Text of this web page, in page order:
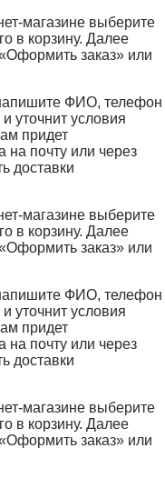
магазине выберите
в корзину. Далее
заказ» или
ФИО, телефон
уточнит условия
придет
почту или через
доставки
магазине выберите
в корзину. Далее
заказ» или
ФИО, телефон
уточнит условия
придет
почту или через
доставки
магазине выберите
в корзину. Далее
заказ» или